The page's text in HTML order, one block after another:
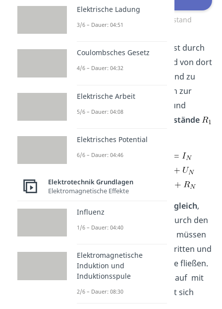
Reihenschaltung Widerstand
Hier fließt der Strom
zuerst durch
den ersten Widerstand und von dort
aus direkt zum nächsten und zu
allen folgenden. Die Regeln zur
und
Widerstände
bis
sehen so aus:
gleich,
denn alle Elektronen, die durch den
ersten Widerstand fließen, müssen
auch durch den zweiten, dritten und
alle folgenden Widerstände fließen.
DieLadungim Stromkreislauf mit
Reihenschaltung verändert sich
Elektrische Ladung
3/6 – Dauer: 04:51
Coulombsches Gesetz
4/6 – Dauer: 04:32
Elektrische Arbeit
5/6 – Dauer: 04:08
Elektrisches Potential
6/6 – Dauer: 04:46
Elektrotechnik Grundlagen
Elektromagnetische Effekte
Influenz
1/6 – Dauer: 04:40
Elektromagnetische
Induktion und
Induktionsspule
2/6 – Dauer: 08:30